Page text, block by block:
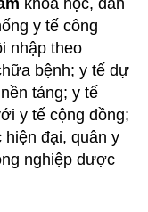
khoa học, dân
y tế công
nhập theo
bệnh; y tế dự
tảng; y tế
y tế cộng đồng;
hiện đại, quân y
nghiệp dược